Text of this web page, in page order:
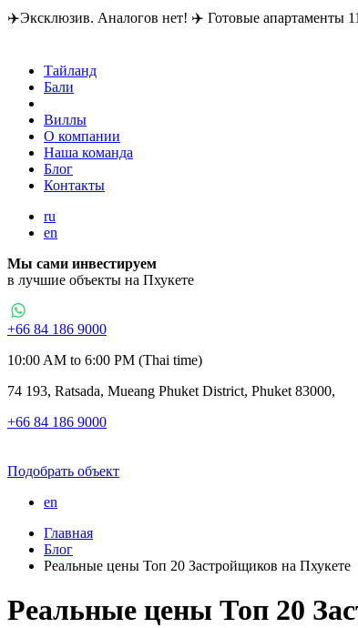
✈️Эксклюзив. Аналогов нет! ✈️ Готовые апартаменты
Тайланд
Бали
Виллы
О компании
Наша команда
Блог
Контакты
ru
en
Мы сами инвестируем
в лучшие объекты на Пхукете
+66 84 186 9000
10:00 AM to 6:00 PM (Thai time)
74 193, Ratsada, Mueang Phuket District, Phuket 83000,
+66 84 186 9000
Подобрать объект
en
Главная
Блог
Реальные цены Топ 20 Застройщиков на Пхукете
Реальные цены Топ 20